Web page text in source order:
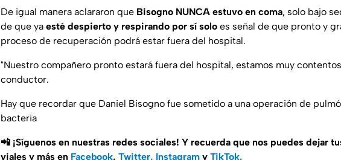
De igual manera aclararon que Bisogno NUNCA estuvo en coma, solo bajo
de que ya esté despierto y respirando por sí solo es señal de que pronto y
proceso de recuperación podrá estar fuera del hospital.
"Nuestro compañero pronto estará fuera del hospital, estamos muy
conductor.
Hay que recordar que Daniel Bisogno fue sometido a una operación de
bacteria
📲 ¡Síguenos en nuestras redes sociales! Y recuerda que nos puedes dejar
viales y más en Facebook, Twitter, Instagram y TikTok.